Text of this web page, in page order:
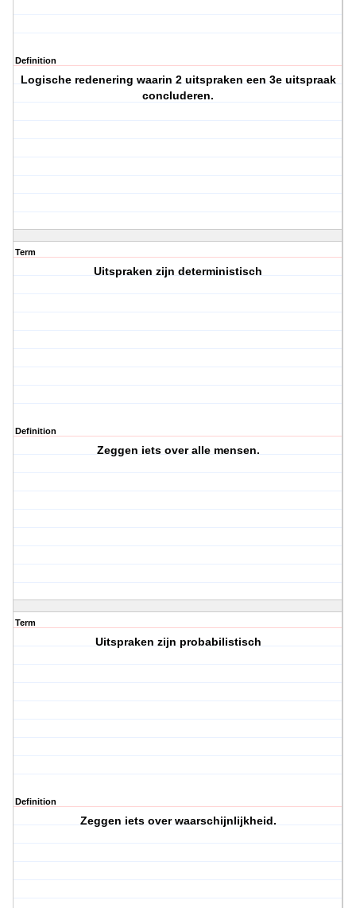
Definition
Logische redenering waarin 2 uitspraken een 3e uitspraak
concluderen.
Term
Uitspraken zijn deterministisch
Definition
Zeggen iets over alle mensen.
Term
Uitspraken zijn probabilistisch
Definition
Zeggen iets over waarschijnlijkheid.